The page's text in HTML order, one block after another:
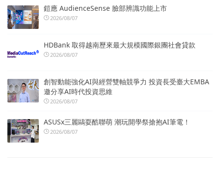
鎧應 AudienceSense 臉部辨識功能上市
2026/08/07
HDBank 取得越南歷來最大規模國際銀團社會貸款
2026/08/07
創智動能強化AI與經營雙軸競爭力 投資長受臺大EMBA
邀分享AI時代投資思維
2026/08/07
ASUSx三麗鷗耍酷聯萌 潮玩開學祭搶抱AI筆電！
2026/08/07